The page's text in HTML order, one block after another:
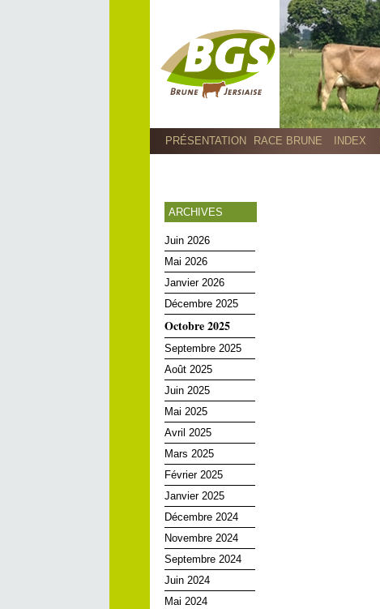
PRÉSENTATION RACE BRUNE INDEX
ARCHIVES
Juin 2026
Mai 2026
Janvier 2026
Décembre 2025
Octobre 2025
Septembre 2025
Août 2025
Juin 2025
Mai 2025
Avril 2025
Mars 2025
Février 2025
Janvier 2025
Décembre 2024
Novembre 2024
Septembre 2024
Juin 2024
Mai 2024